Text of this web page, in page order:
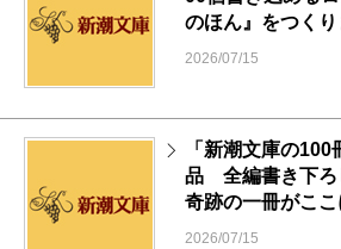
のほん』をつくり
2026/07/15
「新潮文庫の
品 全編書き下ろ
奇跡の一冊がここ
2026/07/15